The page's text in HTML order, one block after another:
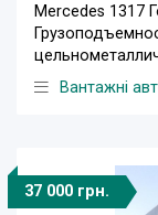
Mercedes 1317
Вантажні
37 000 грн.